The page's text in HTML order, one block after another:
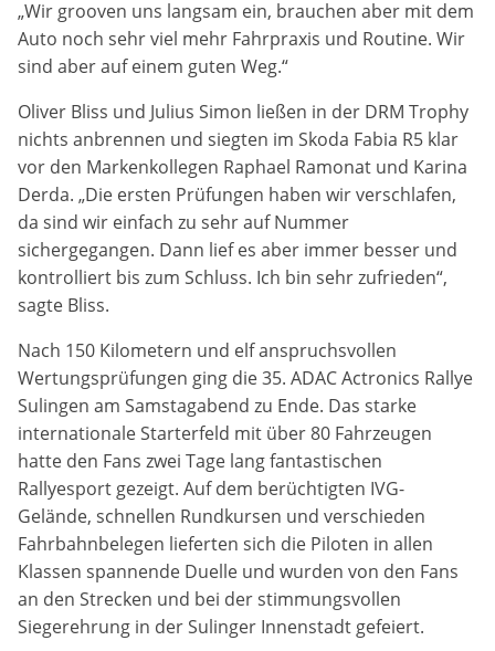
„Wir grooven uns langsam ein, brauchen aber mit dem
Auto noch sehr viel mehr Fahrpraxis und Routine. Wir
sind aber auf einem guten Weg.“
Oliver Bliss und Julius Simon ließen in der DRM Trophy
nichts anbrennen und siegten im Skoda Fabia R5 klar
vor den Markenkollegen Raphael Ramonat und Karina
Derda. „Die ersten Prüfungen haben wir verschlafen,
da sind wir einfach zu sehr auf Nummer
sichergegangen. Dann lief es aber immer besser und
kontrolliert bis zum Schluss. Ich bin sehr zufrieden“,
sagte Bliss.
Nach 150 Kilometern und elf anspruchsvollen
Wertungsprüfungen ging die 35. ADAC Actronics Rallye
Sulingen am Samstagabend zu Ende. Das starke
internationale Starterfeld mit über 80 Fahrzeugen
hatte den Fans zwei Tage lang fantastischen
Rallyesport gezeigt. Auf dem berüchtigten IVG-
Gelände, schnellen Rundkursen und verschieden
Fahrbahnbelegen lieferten sich die Piloten in allen
Klassen spannende Duelle und wurden von den Fans
an den Strecken und bei der stimmungsvollen
Siegerehrung in der Sulinger Innenstadt gefeiert.
Cookies, die ggf. zur Einbettung und Bereitstellung
von interaktiven Karten auf unserer Website gesetzt
werden.
Marketing
Marketing-Cookies werden von Drittanbietern verwendet,
um personalisierte Werbung anzuzeigen. Dazu verfolgen
sie die Aktivitäten der Besucher über verschiedene
Websites hinweg.
Google Ads
_gcl_aw, _gcl_gs, _gclid, _gcl_au, FPGCLAW, FPAU
Anbieter:
Google LLC
Zweck:
Wir nutzen Marketing-Cookies, um den Erfolg unserer
Online-Werbemaßnahmen auf anderen Seiten zu
messen und damit eine optimale Verteilung unseres
Werbebudgets zu gewährleisten.
Cookie Laufzeit: